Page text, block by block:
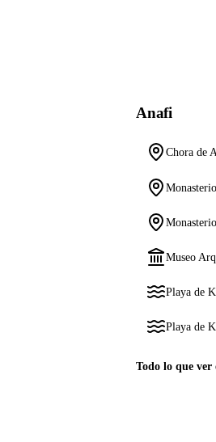
Anafi
Chora de
Museo
Playa de
Playa de
Todo lo que ver